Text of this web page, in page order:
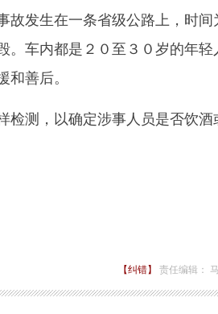
发生在一条省级公路上，时间
车内都是２０至３０岁的年轻
善后。
测，以确定涉事人员是否饮酒
【纠错】 责任编辑：